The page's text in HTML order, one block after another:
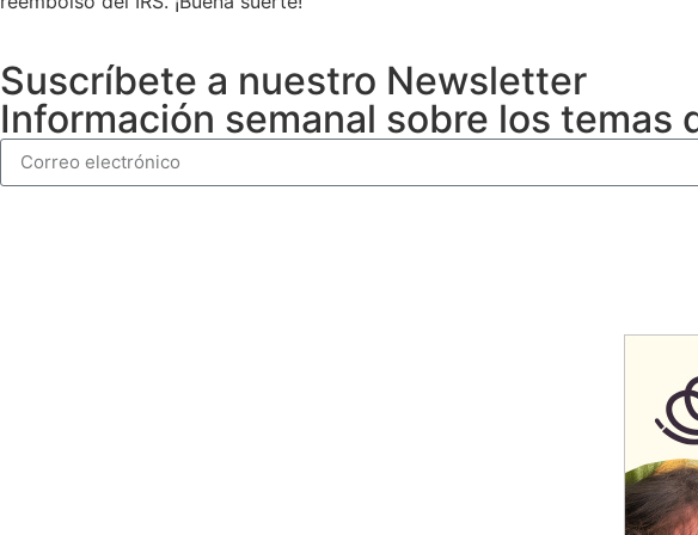
Suscríbete a nuestro Newsletter
Información semanal sobre los temas